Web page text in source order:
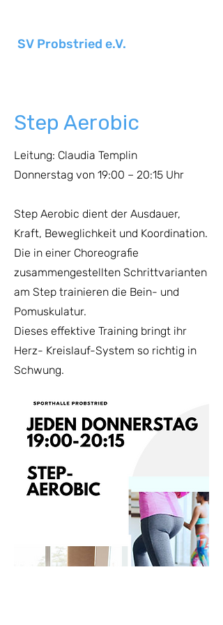
SV Probstried e.V.
Step Aerobic
Leitung: Claudia Templin
Donnerstag von 19:00 – 20:15 Uhr
Step Aerobic dient der Ausdauer,
Kraft, Beweglichkeit und Koordination.
Die in einer Choreografie
zusammengestellten Schrittvarianten
am Step trainieren die Bein- und
Pomuskulatur.
Dieses effektive Training bringt ihr
Herz- Kreislauf-System so richtig in
Schwung.